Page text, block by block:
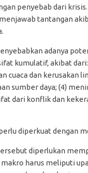
penyebab dari
tantangan
adanya
kumulatif, akibat
cuaca dan kerusakan
sumber daya; (4)
dari konflik dan
diperkuat dengan
diperlukan
harus meliputi